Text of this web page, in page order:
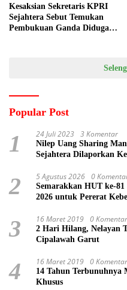
Kesaksian Sekretaris KPRI
Sejahtera Sebut Temukan
Pembukuan Ganda Diduga
Popular Post
1 24 Juli 2023 3 Komentar
Nilep Uang Sharing
Sejahtera Dilaporkan
2 5 Agustus 2026 0
Semarakkan HUT ke-
2026 untuk Pererat
3 16 Maret 2019 0 Komentar
2 Hari Hilang, Nelayan
Cipalawah Garut
4 16 Maret 2019 0 Komentar
14 Tahun
Khusus